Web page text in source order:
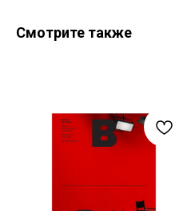
Смотрите также